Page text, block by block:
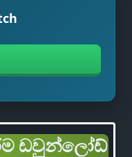
ඩවුන්ලෝඩ්